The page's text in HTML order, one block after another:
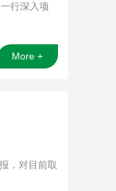
行深入项
More +
，对目前取